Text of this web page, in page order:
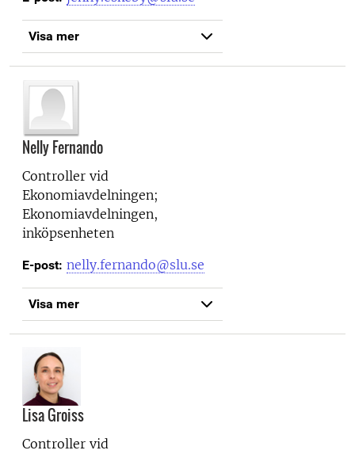
Visa mer
Nelly Fernando
Controller vid
Ekonomiavdelningen;
Ekonomiavdelningen,
inköpsenheten
E-post: nelly.fernando@slu.se
Visa mer
Lisa Groiss
Controller vid